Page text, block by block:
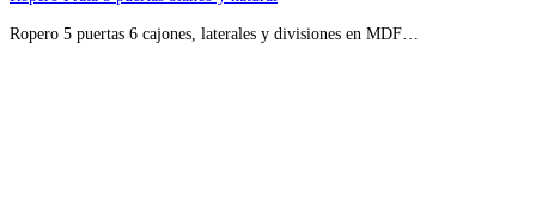
Ropero 5 puertas 6 cajones, laterales y divisiones en MDF…